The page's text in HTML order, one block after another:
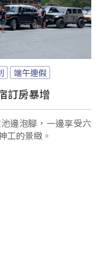
端午連假
訂房暴增
邊泡腳，一邊享受六
工的景緻。